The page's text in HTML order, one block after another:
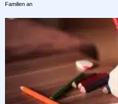
Familien an